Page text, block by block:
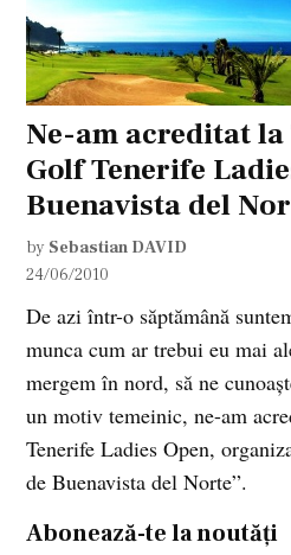
Ne-am acreditat
Golf Tenerife
Buenavista del
by Sebastian DAVID
24/06/2010
De azi într-o săptămână
munca cum ar trebui eu mai
mergem în nord, să ne
un motiv temeinic, ne-am
Tenerife Ladies Open,
de Buenavista del Norte”.
Abonează-te la noutăți